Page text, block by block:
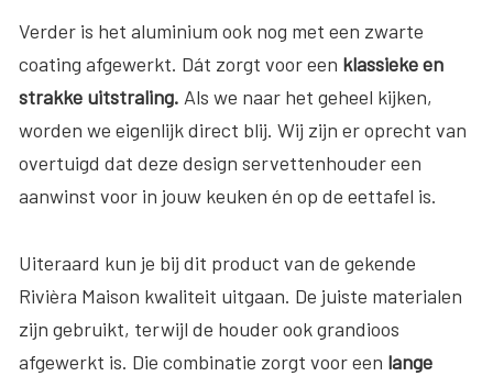
Verder is het aluminium ook nog met een zwarte
coating afgewerkt. Dát zorgt voor een klassieke en
strakke uitstraling. Als we naar het geheel kijken,
worden we eigenlijk direct blij. Wij zijn er oprecht van
overtuigd dat deze design servettenhouder een
aanwinst voor in jouw keuken én op de eettafel is.
Uiteraard kun je bij dit product van de gekende
Rivièra Maison kwaliteit uitgaan. De juiste materialen
zijn gebruikt, terwijl de houder ook grandioos
afgewerkt is. Die combinatie zorgt voor een lange